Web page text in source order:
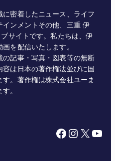
密着したニュース、ライフ
インメントその他、三重 伊
サイトです。私たちは、伊
を配信いたします。
記事・写真・図表等の無断
は日本の著作権法並びに国
。著作権は株式会社ユーま
。
Facebook Instagram X YouTube